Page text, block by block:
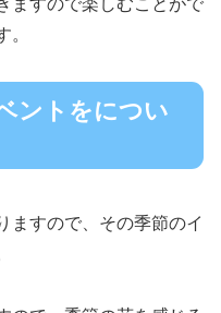
ますので楽しむことがで
。
ントをについ
ますので、その季節のイ